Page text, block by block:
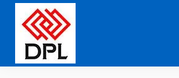
primary
navigation
main
content
primary
sidebar
DPL